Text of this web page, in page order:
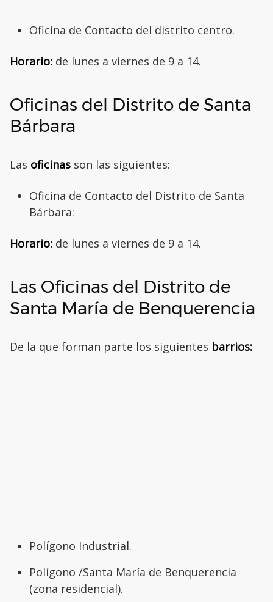
Oficina de Contacto del distrito centro.
Horario: de lunes a viernes de 9 a 14.
Oficinas del Distrito de Santa
Bárbara
Las oficinas son las siguientes:
Oficina de Contacto del Distrito de Santa
Bárbara:
Horario: de lunes a viernes de 9 a 14.
Las Oficinas del Distrito de
Santa María de Benquerencia
De la que forman parte los siguientes barrios:
Polígono Industrial.
Polígono /Santa María de Benquerencia
(zona residencial).